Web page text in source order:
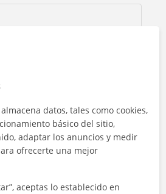
aviso legaly deprivacidad
datos, tales como cookies,
básico del sitio,
adaptar los anuncios y medir
ofrecerte una mejor
aceptas lo establecido en